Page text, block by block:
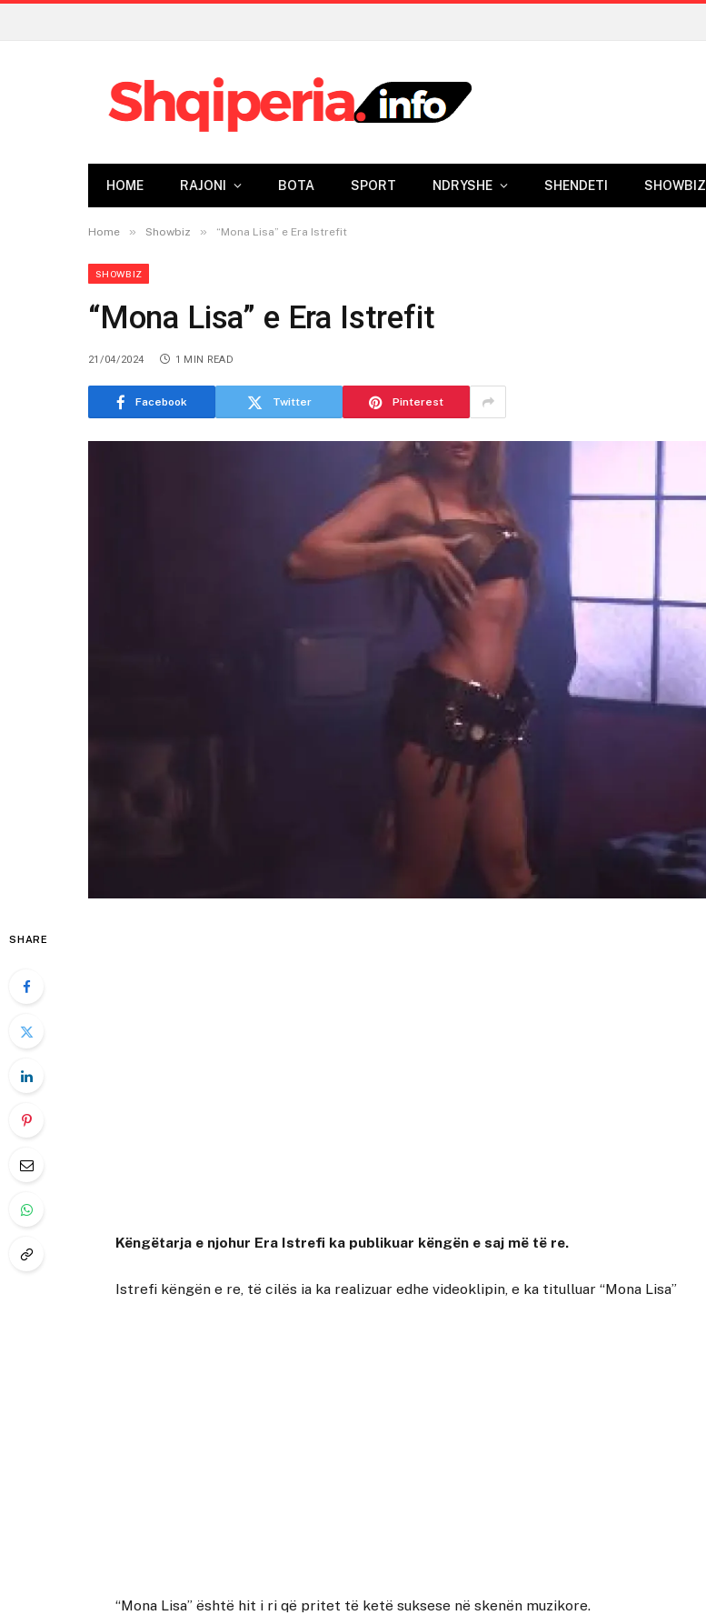
HOME RAJONI BOTA SPORT NDRYSHE SHENDETI SHOWBIZ
Home » Showbiz » “Mona Lisa” e Era Istrefit
SHOWBIZ
“Mona Lisa” e Era Istrefit
21/04/2024 1 MIN READ
Facebook Twitter Pinterest
SHARE
Këngëtarja e njohur Era Istrefi ka publikuar këngën e saj më të re.
Istrefi këngën e re, të cilës ia ka realizuar edhe videoklipin, e ka titulluar “Mona Lisa”
“Mona Lisa” është hit i ri që pritet të ketë suksese në skenën muzikore.